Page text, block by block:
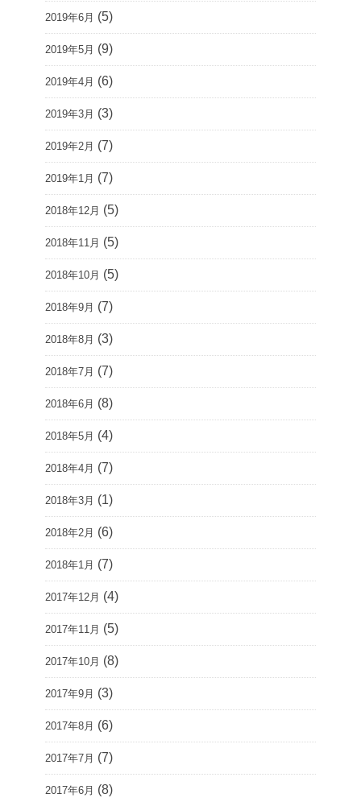
2019年6月 (5)
2019年5月 (9)
2019年4月 (6)
2019年3月 (3)
2019年2月 (7)
2019年1月 (7)
2018年12月 (5)
2018年11月 (5)
2018年10月 (5)
2018年9月 (7)
2018年8月 (3)
2018年7月 (7)
2018年6月 (8)
2018年5月 (4)
2018年4月 (7)
2018年3月 (1)
2018年2月 (6)
2018年1月 (7)
2017年12月 (4)
2017年11月 (5)
2017年10月 (8)
2017年9月 (3)
2017年8月 (6)
2017年7月 (7)
2017年6月 (8)